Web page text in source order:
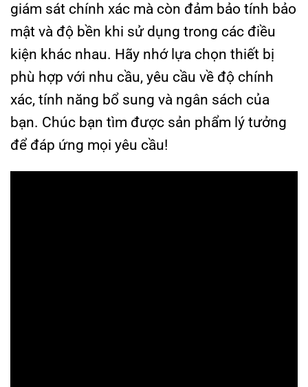
giám sát chính xác mà còn đảm bảo tính bảo
mật và độ bền khi sử dụng trong các điều
kiện khác nhau. Hãy nhớ lựa chọn thiết bị
phù hợp với nhu cầu, yêu cầu về độ chính
xác, tính năng bổ sung và ngân sách của
bạn. Chúc bạn tìm được sản phẩm lý tưởng
để đáp ứng mọi yêu cầu!